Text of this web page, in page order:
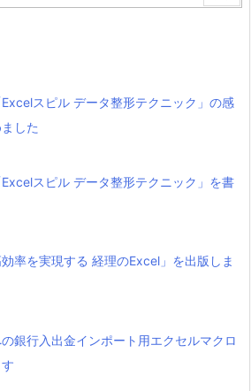
スピル データ整形テクニック」の感
した
スピル データ整形テクニック」を書
率を実現する 経理のExcel」を出版しま
銀行入出金インポート用エクセルマクロ